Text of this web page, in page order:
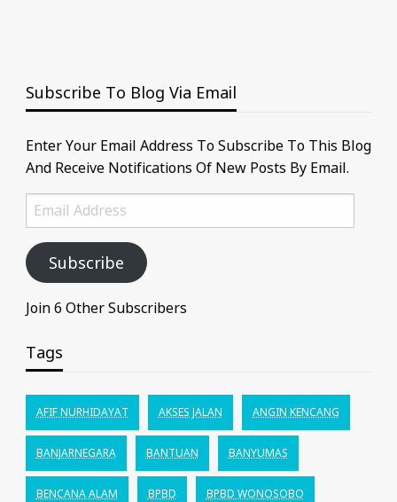
Subscribe To Blog Via Email
Enter Your Email Address To Subscribe To This Blog
And Receive Notifications Of New Posts By Email.
Email
Address
Subscribe
Join 6 Other Subscribers
Tags
AFIF NURHIDAYAT AKSES JALAN ANGIN KENCANG
BANJARNEGARA BANTUAN BANYUMAS
BENCANA ALAM BPBD BPBD WONOSOBO